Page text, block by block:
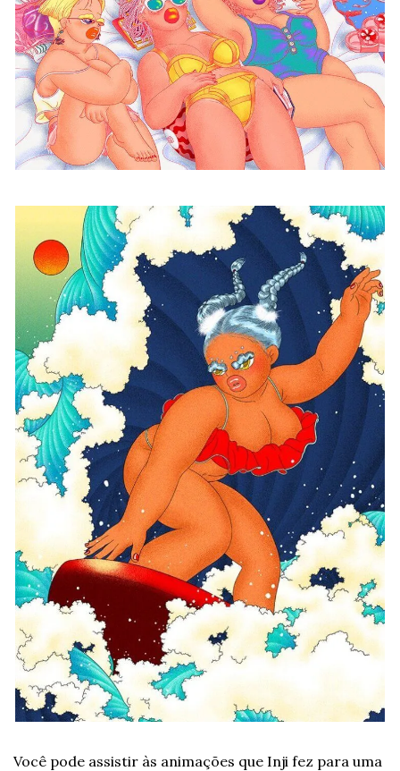
Você pode assistir às animações que Inji fez para uma